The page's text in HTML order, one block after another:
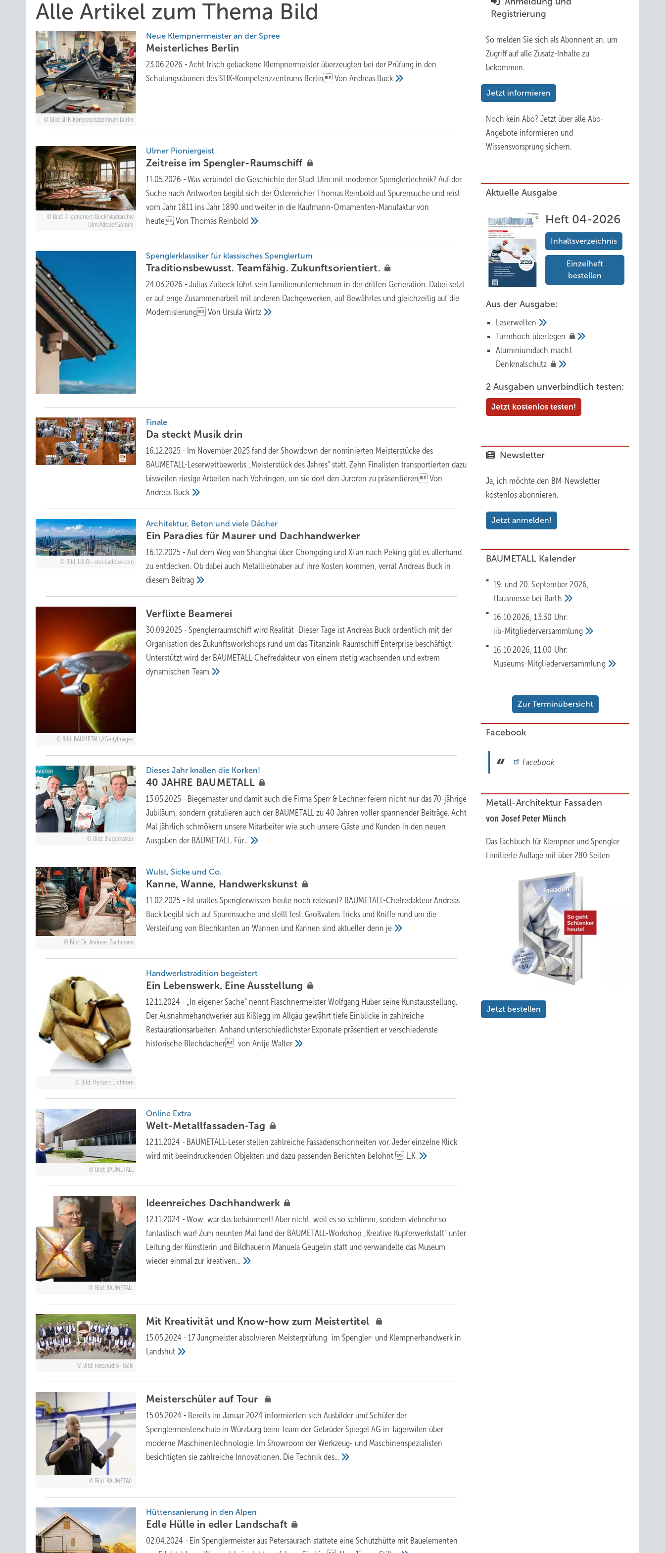
Alle Artikel zum Thema Bild
Bild: SHK-Kompetenzzentrum Berlin
Neue Klempnermeister an der Spree
Me isterliches Berlin
23.06.2026 - Acht frisch gebackene Klempnermeister überzeugten bei der Prüfung in den
Schulungsräumen des SHK-Kompetenzzentrums Berlin Von Andreas Buck
Bild: KI-generiert: Buck/Stadtarchiv
Ulm/Adobe/Gemini
Ulmer Pioniergeist
Zeitreise im Spengler-Raumschiff
11.05.2026 - Was verbindet die Geschichte der Stadt Ulm mit moderner Spenglertechnik? Auf der
Suche nach Antworten begibt sich der Österreicher Thomas Reinbold auf Spurensuche und reist
vom Jahr 1811 ins Jahr 1890 und weiter in die Kaufmann-Ornamenten-Manufaktur von
heute Von Thomas Reinbold
Spenglerklassiker für klassisches Spenglertum
Traditionsbewusst. Teamfähig.Zukunftsorientiert.
24.03.2026 - Julius Zulbeck führt sein Familienunternehmen in der dritten Generation. Dabei setzt
er auf enge Zusammenarbeit mit anderen Dachgewerken, auf Bewährtes und gleichzeitig auf die
Modernisierung Von UrsulaWirtz
Finale
Da s teckt Musikdrin
16.12.2025 - Im November 2025 fand der Showdown der nominierten Meisterstücke des
BAUMETALL-Leserwettbewerbs „Meisterstück des Jahres“ statt. Zehn Finalisten transportierten dazu
bisweilen riesige Arbeiten nach Vöhringen, um sie dort den Juroren zu präsentieren Von
Andreas Buck
Bild: Lili.Q - stock.adobe.com
Architektur, Beton und viele Dächer
Ein P aradies für Maurer und Dachhandwerker
16.12.2025 - Auf dem Weg von Shanghai über Chongqing und Xi’an nach Peking gibt es allerhand
zu entdecken. Ob dabei auch Metallliebhaber auf ihre Kosten kommen, verrät Andreas Buck in
diesem Beitrag
Bild: BAUMETALL//GettyImages
Verfli xte Beamerei
30.09.2025 - Spenglerraumschiff wird Realität Dieser Tage ist Andreas Buck ordentlich mit der
Organisation des Zukunftsworkshops rund um das Titanzink-Raumschiff Enterprise beschäftigt.
Unterstützt wird der BAUMETALL-Chefredakteur von einem stetig wachsenden und extrem
dynamischenTeam
Bild: Biegemaster
Dies es Jahr kn allen die Korken!
40 JAHRE BAUMETALL
13.05.2025 - Biegemaster und damit auch die Firma Sperr & Lechner feiern nicht nur das 70-jährige
Jubiläum, sondern gratulieren auch der BAUMETALL zu 40 Jahren voller spannender Beiträge. Acht
Mal jährlich schmökern unsere Mitarbeiter wie auch unsere Gäste und Kunden in den neuen
Ausgaben der BAUMETALL. Für...
Bild: Dr. Andreas Zachmann
Wulst, Sicke und Co.
Kanne, Wan ne, Handwerkskunst
11.02.2025 - Ist uraltes Spenglerwissen heute noch relevant? BAUMETALL-Chefredakteur Andreas
Buck begibt sich auf Spurensuche und stellt fest: Großvaters Tricks und Kniffe rund um die
Versteifung von Blechkanten an Wannen und Kannen sind aktueller denn je
Bild: Herbert Eichhorn
Handwerkstra dition begeistert
Ein Lebenswerk. Ei neAusstellung
12.11.2024 - „In eigener Sache“ nennt Flaschner­meister Wolfgang Huber seine Kunstausstellung.
Der Ausnahmehandwerker aus Kißlegg im Allgäu gewährt tiefe Einblicke in zahlreiche
Restaurationsarbeiten. Anhand unterschiedlichster Exponate präsentiert er verschiedenste
historische Blechdächer von AntjeWalter
Bild: BAUMETALL
Online Extra
Welt-Metallfassaden-Tag
12.11.2024 - BAUMETALL-Leser stellen zahlreiche Fassadenschönheiten vor. Jeder einzelne Klick
wird mit beeindruckenden Objekten und dazu passenden Berichten belohnt  L.K.
Bild: BAUMETALL
Ideenreiches Dachhandwerk
12.11.2024 - Wow, war das behämmert! Aber nicht, weil es so schlimm, sondern vielmehr so
fantastisch war! Zum neunten Mal fand der BAU­METALL-Workshop „Kreative Kupferwerkstatt“ unter
Leitung der Künst­lerin und Bildhauerin Manuela Geugelin statt und verwandelte das ­Museum
wieder einmal zur kreativen...
Bild: Fotostudio Hackl
Mit Kreativität und Know-how zum Meistertitel
15.05.2024 - 17 Jungmeister absolvieren Meisterprüfung im Spengler- und Klempnerhandwerk in
Landshut
Bild: BAUMETALL
Meisterschüler auf Tour
15.05.2024 - Bereits im Januar 2024 informierten sich Ausbilder und Schüler der
Spenglermeisterschule in Würzburg beim Team der Gebrüder Spiegel AG in Tägerwilen über
moderne Maschinentechnologie. Im Showroom der Werkzeug- und Maschinenspezialisten
besichtigten sie zahlreiche Innovationen. Die Technikdes...
Hüttensanierung in den Alpen
Ed le Hülle in edler Landschaft
02.04.2024 - Ein Spenglermeister aus Petersaurach stattete eine Schutzhütte mit Bauelementen
Registrierung
So melden Sie sich als Abonnent an, um
Zugriff auf alle Zusatz-Inhalte zu
bekommen.
Jetzt informieren
Noch kein Abo? Jetzt über alle Abo-
Angebote informieren und
Wissensvorsprung sichern.
Aktuelle Ausgabe
Heft 04-2026
Inhaltsverzeichnis
Einzelheft
bestellen
Aus der Ausgabe:
Leserwelten
Tur mhoch überlegen
Aluminiumdach macht
Denkmalschutz
2 Ausgaben unverbindlich testen:
Jetzt kostenlos testen!
Newsletter
Ja, ich möchte den BM-Newsletter
kostenlos abonnieren.
Jetzt anmelden!
BAUMETALL Kalender
19. und 20. September 2026,
Hausmesse bei Barth
16.10.2026, 13.30 Uhr:
iib-Mitgliederversammlung
16.10.2026, 11.00 Uhr:
Museums-Mitgliederversammlung
Zur Terminübersicht
Facebook
Facebook
Metall-Architektur Fassaden
von Josef Peter Münch
Das Fachbuch für Klempner und Spengler
Limitierte Auflage mit über 280 Seiten
Jetzt bestellen